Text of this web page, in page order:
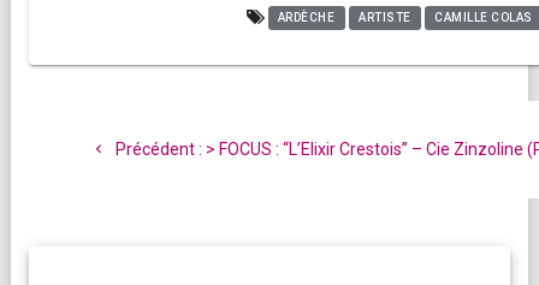
ARDÈCHE ARTISTE CAMILLE COLAS
Précédent : Article
> FOCUS : “L’Elixir Crestois” – Cie